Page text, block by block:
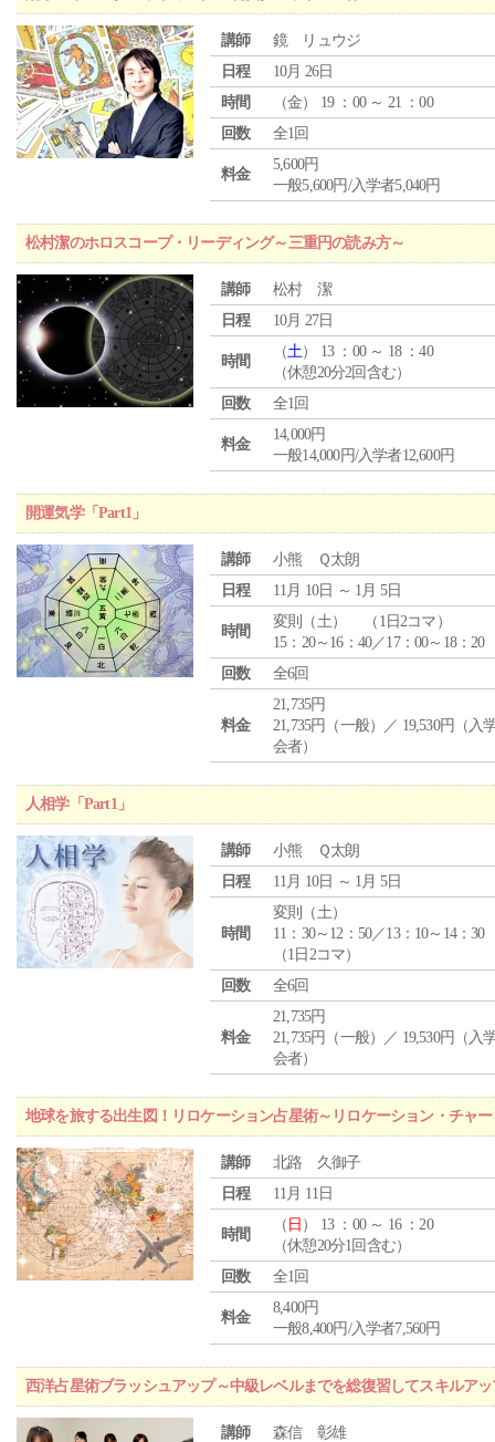
講師
鏡 リュウジ
日程
10月 26日
時間
（金） 19 ：00 ～ 21 ：00
回数
全1回
料金
5,600円
一般5,600円/入学者5,040円
松村潔のホロスコープ・リーディング～三重円の読み方～
講師
松村 潔
日程
10月 27日
時間
（土） 13 ：00 ～ 18 ：40
（休憩20分2回含む）
回数
全1回
料金
14,000円
一般14,000円/入学者12,600円
開運気学「Part1」
講師
小熊 Ｑ太朗
日程
11月 10日 ～ 1月 5日
時間
変則（土） （1日2コマ）
15：20～16：40／17：00～18：20
回数
全6回
料金
21,735円
21,735円（一般）／ 19,530円（入
会者）
人相学「Part1」
講師
小熊 Ｑ太朗
日程
11月 10日 ～ 1月 5日
時間
変則（土）
11：30～12：50／13：10～14：30
（1日2コマ）
回数
全6回
料金
21,735円
21,735円（一般）／ 19,530円（入
会者）
地球を旅する出生図！リロケーション占星術～リロケーション・チャ
講師
北路 久御子
日程
11月 11日
時間
（ 日 ） 13 ：00 ～ 16 ：20
（休憩20分1回含む）
回数
全1回
料金
8,400円
一般8,400円/入学者7,560円
西洋占星術ブラッシュアップ～中級レベルまでを総復習してスキルア
講師 森信 彰雄